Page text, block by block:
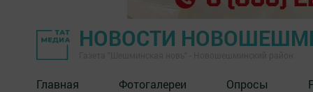
НОВОСТИ
Главная Фотогалереи Опросы